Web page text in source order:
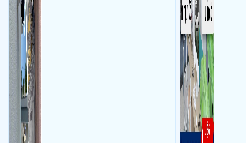
Ngày: 21/04/2020
nói về Hướng Dẫn Cài Đặt
V2 Cho Camera Ip Wifi Vantech
SHOP ƠI.CHO MÌNH XIN APP P2PWIFICAM VỚI.HIỆN
KHÔNG RA.>
Ngày: 13/02/2020
nói về Hướng
Mềm Vantech-V2 Cho Camera Ip Wifi Vantech
Cho tôi hỏi cách tắt chế độ bắt wifi trên camera vantech
nào? Xin cảm ơn ạ!>
Ngày: 19/10/2019
nói về Hướng Dẫn Cài Đặt
Vantech-V2 Cho Camera Ip Wifi Vantech